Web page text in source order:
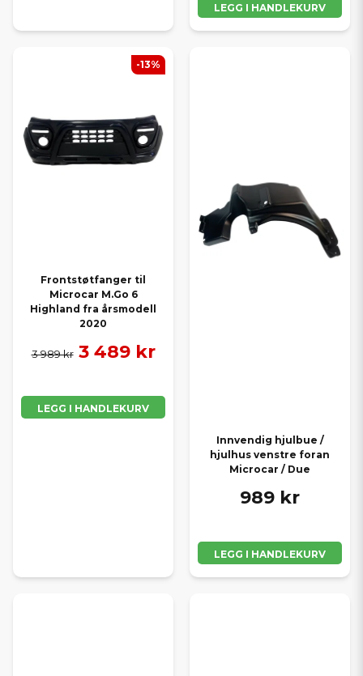
LEGG I HANDLEKURV
Frontstøtfanger til
Microcar M.Go 6
Highland fra årsmodell
2020
3 989 kr 3 489 kr
LEGG I HANDLEKURV
-13%
Innvendig hjulbue /
hjulhus venstre foran
Microcar / Due
989 kr
LEGG I HANDLEKURV